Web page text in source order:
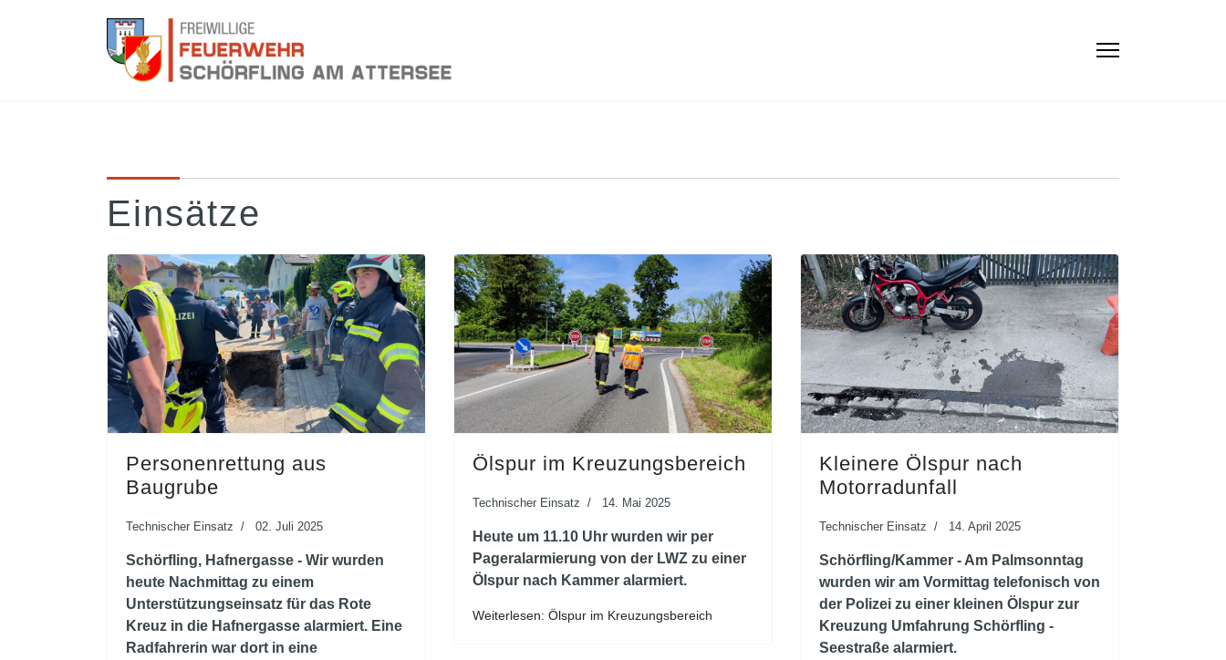
Einsätze
Personenrettung aus
Baugrube
Technischer Einsatz 02. Juli 2025
Schörfling, Hafnergasse - Wir wurden
heute Nachmittag zu einem
Unterstützungseinsatz für das Rote
Kreuz in die Hafnergasse alarmiert. Eine
Radfahrerin war dort in eine
Ölspur im Kreuzungsbereich
Technischer Einsatz 14. Mai 2025
Heute um 11.10 Uhr wurden wir per
Pageralarmierung von der LWZ zu einer
Ölspur nach Kammer alarmiert.
Weiterlesen: Ölspur im Kreuzungsbereich
Kleinere Ölspur nach
Motorradunfall
Technischer Einsatz 14. April 2025
Schörfling/Kammer - Am Palmsonntag
wurden wir am Vormittag telefonisch von
der Polizei zu einer kleinen Ölspur zur
Kreuzung Umfahrung Schörfling -
Seestraße alarmiert.